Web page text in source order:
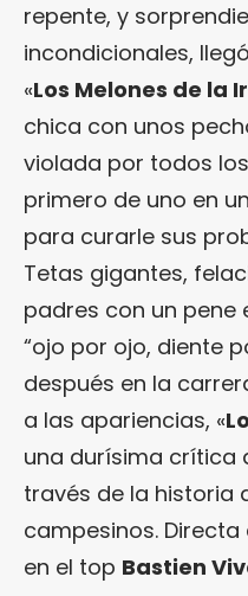
repente, y
incondicionales,
«Los Melones de la
chica con unos
violada por todos
primero de uno en
para curarle sus
Tetas gigantes,
padres con un pene
“ojo por ojo, diente
después en la
a las apariencias, «
una durísima crítica
través de la historia
campesinos.
en el top Bastien